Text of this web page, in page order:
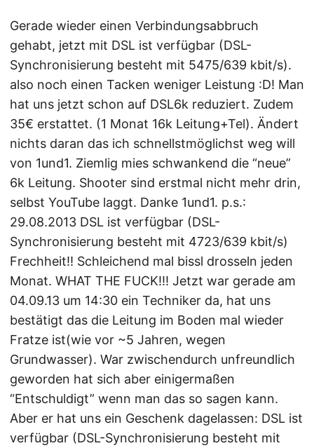
Gerade wieder einen Verbindungsabbruch
gehabt, jetzt mit DSL ist verfügbar (DSL-
Synchronisierung besteht mit 5475/639 kbit/s).
also noch einen Tacken weniger Leistung :D! Man
hat uns jetzt schon auf DSL6k reduziert. Zudem
35€ erstattet. (1 Monat 16k Leitung+Tel). Ändert
nichts daran das ich schnellstmöglichst weg will
von 1und1. Ziemlig mies schwankend die “neue”
6k Leitung. Shooter sind erstmal nicht mehr drin,
selbst YouTube laggt. Danke 1und1. p.s.:
29.08.2013 DSL ist verfügbar (DSL-
Synchronisierung besteht mit 4723/639 kbit/s)
Frechheit!! Schleichend mal bissl drosseln jeden
Monat. WHAT THE FUCK!!! Jetzt war gerade am
04.09.13 um 14:30 ein Techniker da, hat uns
bestätigt das die Leitung im Boden mal wieder
Fratze ist(wie vor ~5 Jahren, wegen
Grundwasser). War zwischendurch unfreundlich
geworden hat sich aber einigermaßen
“Entschuldigt” wenn man das so sagen kann.
Aber er hat uns ein Geschenk dagelassen: DSL ist
verfügbar (DSL-Synchronisierung besteht mit